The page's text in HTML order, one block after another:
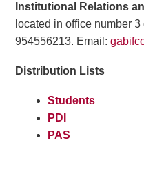
Institutional Relations
located in office number 3
954556213. Email:
Distribution Lists
Students
PDI
PAS